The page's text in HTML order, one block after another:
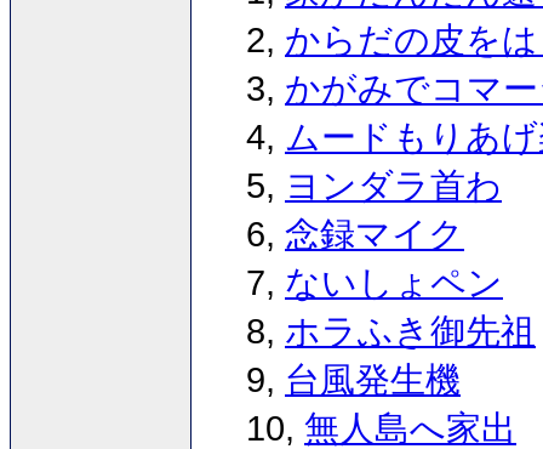
2, からだの皮を
3, かがみでコマ
4, ムードもりあ
5, ヨンダラ首わ
6, 念録マイク
7, ないしょペン
8, ホラふき御先祖
9, 台風発生機
10, 無人島へ家出